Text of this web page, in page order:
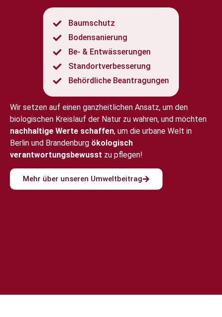
Baumschutz
Bodensanierung
Be- & Entwässerungen
Standortverbesserung
Behördliche Beantragungen
Wir setzen auf einen ganzheitlichen Ansatz, um den
biologischen Kreislauf der Natur zu wahren, und möchten
nachhaltige Werte schaffen, um die urbane Welt in
Berlin und Brandenburg ökologisch
verantwortungsbewusst zu pflegen!
Mehr über unseren Umweltbeitrag